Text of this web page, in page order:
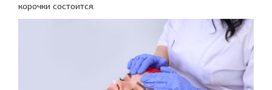
корочки состоится.